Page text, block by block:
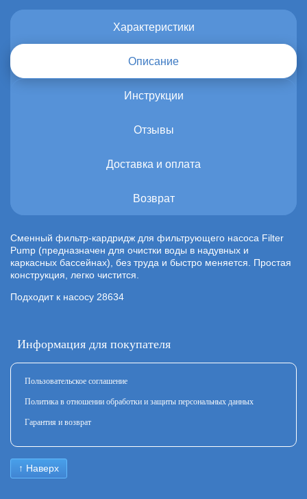
Информация для покупателя
Пользовательское соглашение
Политика в отношении обработки и защиты персональных данных
Гарантия и возврат
↑ Наверх
Характеристики
Описание
Инструкции
Отзывы
Доставка и оплата
Возврат
Сменный фильтр-кардридж для фильтрующего насоса Filter
Pump (предназначен для очистки воды в надувных и
каркасных бассейнах), без труда и быстро меняется. Простая
конструкция, легко чистится.
Подходит к насосу 28634